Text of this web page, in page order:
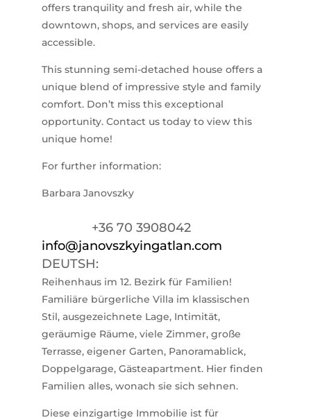
offers tranquility and fresh air, while the
downtown, shops, and services are easily
accessible.
This stunning semi-detached house offers a
unique blend of impressive style and family
comfort. Don’t miss this exceptional
opportunity. Contact us today to view this
unique home!
For further information:
Barbara Janovszky
+36 70 3908042
info@janovszkyingatlan.com
DEUTSH:
Reihenhaus im 12. Bezirk für Familien!
Familiäre bürgerliche Villa im klassischen
Stil, ausgezeichnete Lage, Intimität,
geräumige Räume, viele Zimmer, große
Terrasse, eigener Garten, Panoramablick,
Doppelgarage, Gästeapartment. Hier finden
Familien alles, wonach sie sich sehnen.
Diese einzigartige Immobilie ist für